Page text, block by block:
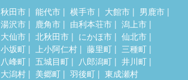
秋田市 能代市 横手市 大館市
男鹿市
湯沢市
鹿角市 由利本荘市
潟上市
大仙市
北秋田市 にかほ市
仙北市
小坂町
上小阿仁村 藤里町
三種町
八峰町
五城目町 八郎潟町
井川町
大潟村
美郷町 羽後町 東成瀬村